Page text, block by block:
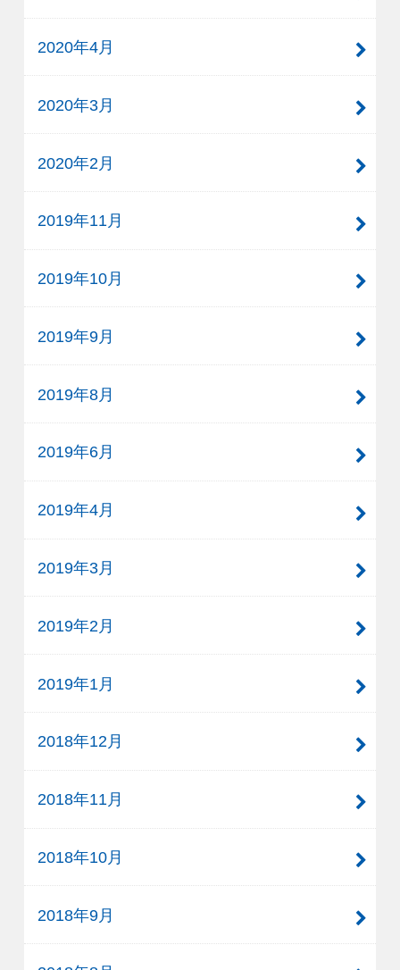
2020年4月
2020年3月
2020年2月
2019年11月
2019年10月
2019年9月
2019年8月
2019年6月
2019年4月
2019年3月
2019年2月
2019年1月
2018年12月
2018年11月
2018年10月
2018年9月